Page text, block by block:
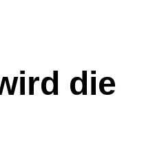
die